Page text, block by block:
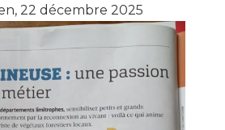
22 décembre 2025